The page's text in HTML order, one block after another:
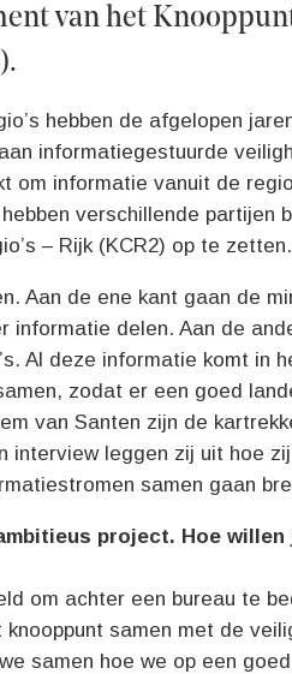
van het
hebben de afgelopen
informatiegestuurde
om informatie vanuit de
verschillende partijen
– Rijk (KCR2) op te zetten.
Aan de ene kant gaan de
informatie delen. Aan de
Al deze informatie komt in
zodat er een goed
van Santen zijn de
interview leggen zij uit hoe
samen gaan
project. Hoe
om achter een bureau te
samen met de
samen hoe we op een